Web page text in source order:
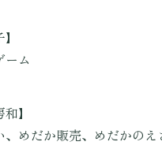
ーム
】
、めだか販売、めだかの